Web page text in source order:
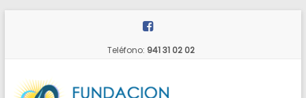
Teléfono: 941 31 02 02